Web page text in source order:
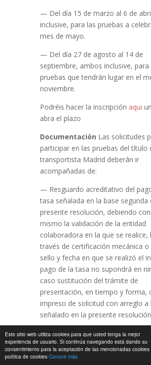
Este sitio web utiliza cookies para que usted tenga la mejor
experiencia de usuario. Si continúa navegando está dando su
consentimiento para la aceptación de las mencionadas
política de cookies Conoce más
— Del día 15 de marzo al 6 de
inclusive, para las pruebas a
mes de mayo.
— Del día 27 de agosto al 14 de
septiembre, ambos inclusive, para
pruebas que tendrán lugar en el
noviembre.
Podréis hacer la inscripción aqui
abra el plazo
Documentación Las solicitudes
participar en las pruebas del título
transportista Madrid deberán ir
acompañadas de:
— Resguardo acreditativo del
tasa señalada en la base segunda
presente resolución, debiendo
mismo la validación de la entidad
colaboradora en la que se realice,
través de certificación mecánica o
sello y fecha en que se realizó el
pago de la tasa no supondrá en
caso sustitución del trámite de
presentación, en tiempo y forma,
impreso de solicitud con arreglo a
señalado en la presente
— Documento nacional de
o número de identidad de
con domicilio en la Comunidad de